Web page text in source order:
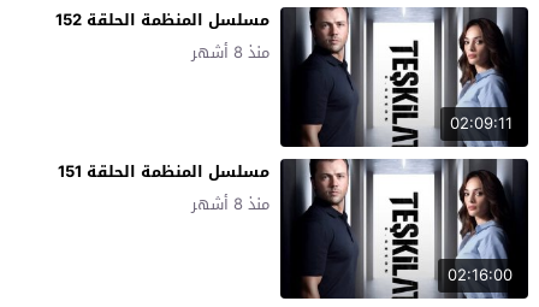
02:09:11
مسلسل المنظمة الحلقة 152
منذ 8 أشهر
02:16:00
مسلسل المنظمة الحلقة 151
منذ 8 أشهر